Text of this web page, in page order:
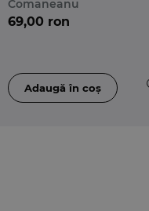
Comaneanu
69,00 ron